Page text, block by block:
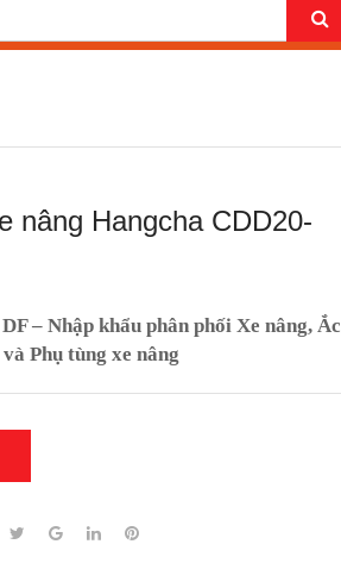
nâng Hangcha CDD20-
– Nhập khẩu phân phối Xe nâng, Ắc
Phụ tùng xe nâng